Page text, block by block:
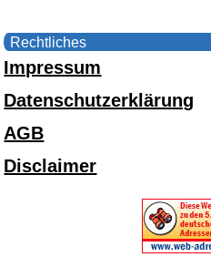
Rechtliches
Impressum
Datenschutzerklärung
AGB
Disclaimer